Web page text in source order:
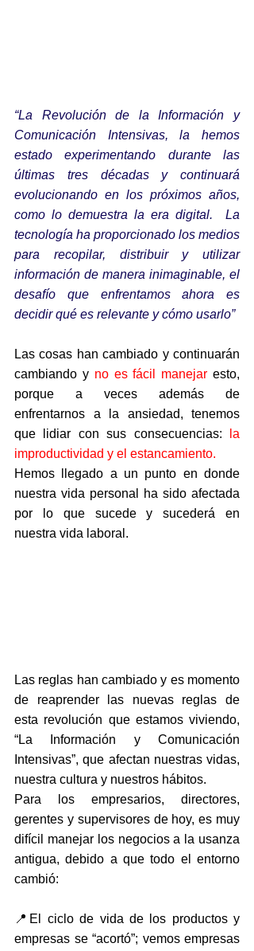
“La Revolución de la Información y
Comunicación Intensivas, la hemos
estado experimentando durante las
últimas tres décadas y continuará
evolucionando en los próximos años,
como lo demuestra la era digital.  La
tecnología ha proporcionado los medios
para recopilar, distribuir y utilizar
información de manera inimaginable, el
desafío que enfrentamos ahora es
decidir qué es relevante y cómo usarlo”
Las cosas han cambiado y continuarán
cambiando y no es fácil manejar esto,
porque a veces además de
enfrentarnos a la ansiedad, tenemos
que lidiar con sus consecuencias:
la
improductividad y el estancamiento.
Hemos llegado a un punto en donde
nuestra vida personal ha sido afectada
por lo que sucede y sucederá en
nuestra vida laboral.
Las reglas han cambiado y es momento
de reaprender las nuevas reglas de
esta revolución que estamos viviendo,
“La Información y Comunicación
Intensivas”, que afectan nuestras vidas,
nuestra cultura y nuestros hábitos.
Para los empresarios, directores,
gerentes y supervisores de hoy, es muy
difícil manejar los negocios a la usanza
antigua, debido a que todo el entorno
cambió:
📍El ciclo de vida de los productos y
empresas se “acortó”; vemos empresas